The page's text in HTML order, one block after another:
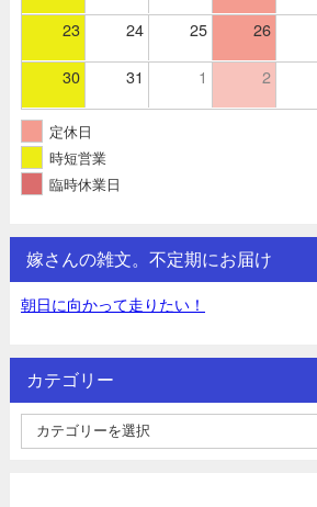
23 24 25 26
30 31 1 2
定休日
時短営業
臨時休業日
嫁さんの雑文。不定期にお届け
朝日に向かって走りたい！
カテゴリー